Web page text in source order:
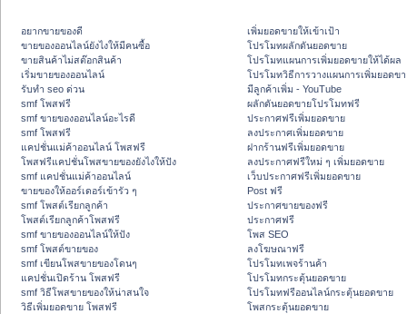
อยากขายของดี
ขายของออนไลน์ยังไงให้มีคนซื้อ
ขายสินค้าไม่สต๊อกสินค้า
เริ่มขายของออนไลน์
รับทำ seo ด่วน
smf โพสฟรี
smf ขายของออนไลน์อะไรดี
smf โพสฟรี
แคปชั่นแม่ค้าออนไลน์ โพสฟรี
โพสฟรีแคปชั่นโพสขายของยังไงให้ปัง
smf แคปชั่นแม่ค้าออนไลน์
ขายของให้ออร์เดอร์เข้ารัว ๆ
smf โพสต์เรียกลูกค้า
โพสต์เรียกลูกค้าโพสฟรี
smf ขายของออนไลน์ให้ปัง
smf โพสต์ขายของ
smf เขียนโพสขายของโดนๆ
แคปชั่นเปิดร้าน โพสฟรี
smf วิธีโพสขายของให้น่าสนใจ
วิธีเพิ่มยอดขาย โพสฟรี
เพิ่มยอดขายให้เข้าเป้า
โปรโมทผลักดันยอดขาย
โปรโมทแผนการเพิ่มยอดขายให้ได้ผล
โปรโมทวิธีการวางแผนการเพิ่มยอดข
มีลูกค้าเพิ่ม - YouTube
ผลักดันยอดขายโปรโมทฟรี
ประกาศฟรีเพิ่มยอดขาย
ลงประกาศเพิ่มยอดขาย
ฝากร้านฟรีเพิ่มยอดขาย
ลงประกาศฟรีใหม่ ๆ เพิ่มยอดขาย
เว็บประกาศฟรีเพิ่มยอดขาย
Post ฟรี
ประกาศขายของฟรี
ประกาศฟรี
โพส SEO
ลงโฆษณาฟรี
โปรโมทเพจร้านค้า
โปรโมทกระตุ้นยอดขาย
โปรโมทฟรีออนไลน์กระตุ้นยอดขาย
โพสกระตุ้นยอดขาย